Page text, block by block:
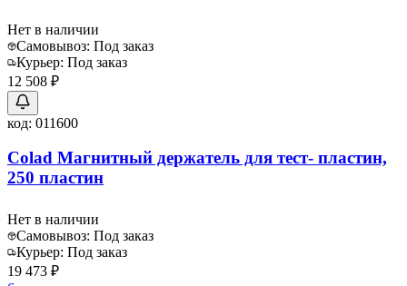
Нет в наличии
Самовывоз: Под заказ
Курьер: Под заказ
12 508 ₽
код: 011600
Colad Магнитный держатель для тест- пластин,
250 пластин
Нет в наличии
Самовывоз: Под заказ
Курьер: Под заказ
19 473 ₽